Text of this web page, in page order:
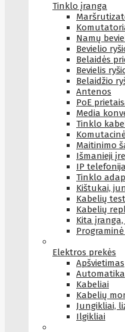
Tinklo įranga
Namų
Bevielio
Belaidės
Bevielis
Belaidžio
Antenos
PoE
Media
Tinklo
Maitinimo
Išmanieji
IP
Tinklo
Kištukai,
Kabelių
Kabelių
Kita
Elektros prekės
Apšvietimas
Automatika
Kabeliai
Kabelių
Jungikliai,
Ilgikliai